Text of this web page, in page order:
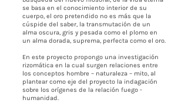
se basa en el conocimiento interior de su
cuerpo, el oro pretendido no es más que la
cúspide del saber, la transmutación de un
alma oscura, gris y pesada como el plomo en
un alma dorada, suprema, perfecta como el oro.
En este proyecto propongo una investigación
rizomática en la cual surgen relaciones entre
los conceptos hombre – naturaleza – mito, al
plantear como eje del proyecto la indagación
sobre los orígenes de la relación fuego -
humanidad.